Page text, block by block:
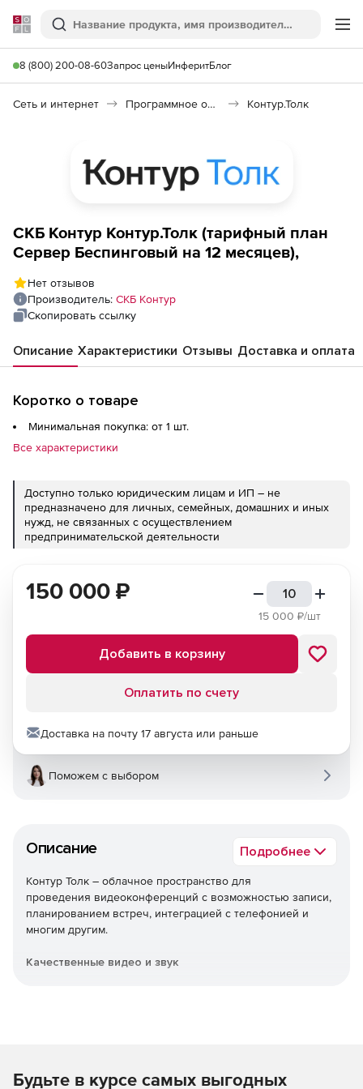
Softline
Поиск
8 (800) 200-08-60Запрос ценыИнферитБлог
Сеть и интернет Программное обеспечение для онлайн общения Контур.Толк
СКБ Контур Контур.Толк (тарифный план
Сервер Беспинговый на 12 месяцев),
Нет отзывов
Производитель: СКБ Контур
Скопировать ссылку
Описание Характеристики Отзывы Доставка и оплата
Коротко о товаре
Минимальная покупка: от 1 шт.
Все характеристики
Доступно только юридическим лицам и ИП – не
предназначено для личных, семейных, домашних и иных
нужд, не связанных с осуществлением
предпринимательской деятельности
Описание Подробнее
Контур Толк – облачное пространство для
проведения видеоконференций с возможностью записи,
планированием встреч, интеграцией с телефонией и
многим другим.
Качественные видео и звук
ссылке или номеру телефона без регистрации.
150 000 ₽
15 000 ₽/шт
Добавить в корзину
Оплатить по счету
Доставка на почту 17 августа или раньше
Поможем с выбором
Будьте в курсе самых выгодных